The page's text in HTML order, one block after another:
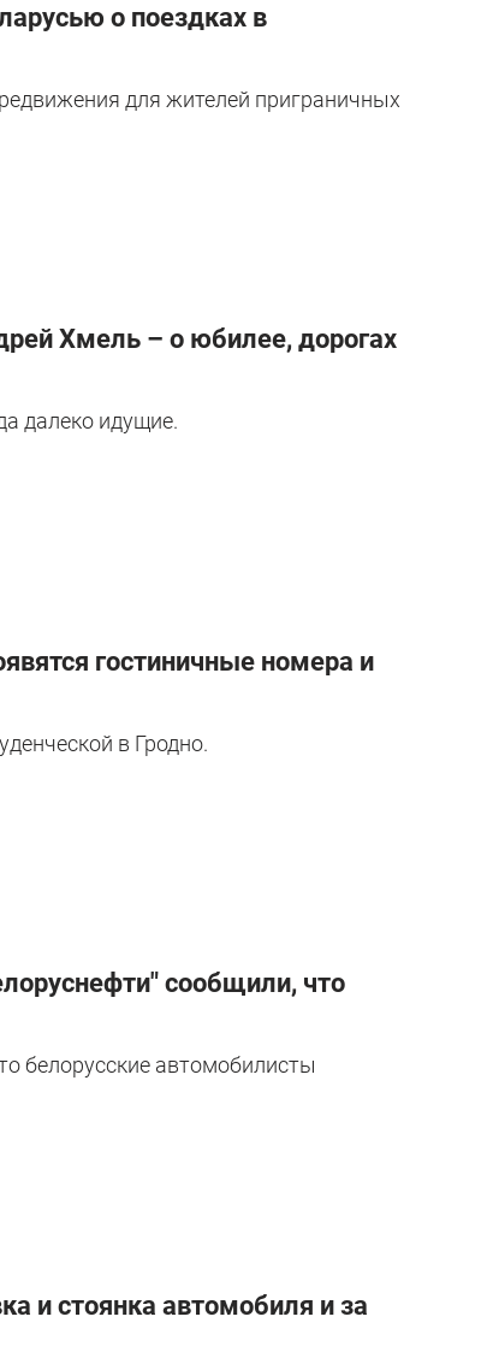
о поездках в
для жителей приграничных
Хмель – о юбилее, дорогах
далеко идущие.
гостиничные номера и
в Гродно.
сообщили, что
белорусские автомобилисты
и стоянка автомобиля и за